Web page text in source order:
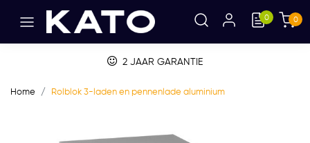
0 0
2 JAAR GARANTIE
Home Rolblok 3-laden en pennenlade aluminium